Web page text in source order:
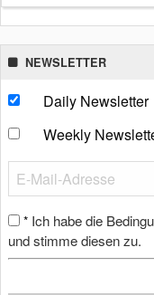
NEWSLETTER
Daily Newsletter
Weekly
* Ich habe die
und stimme diesen zu.